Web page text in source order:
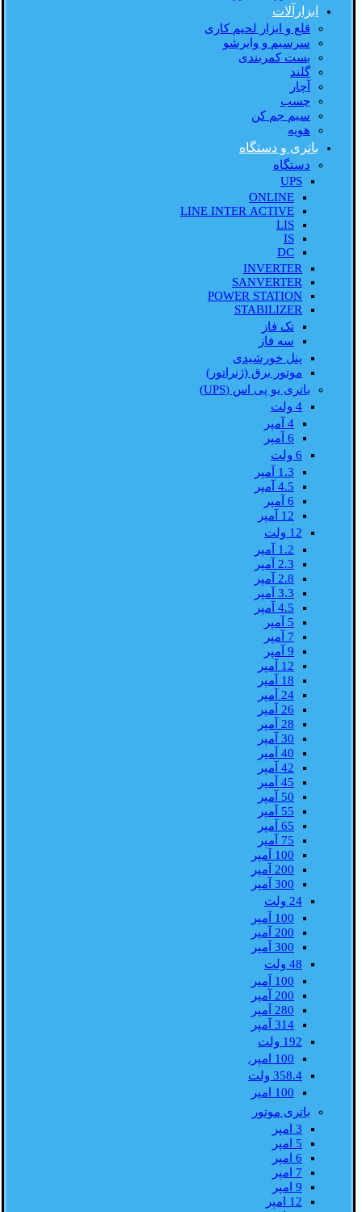
ابزارآلات
قلع و ابزار لحیم کاری
سرسیم و وایرشو
بست کمربندی
گلند
آچار
چسب
سیم جم کن
هویه
باتری و دستگاه
دستگاه
UPS
ONLINE
LINE INTER ACTIVE
LIS
IS
DC
INVERTER
SANVERTER
POWER STATION
STABILIZER
تک فاز
سه فاز
پنل خورشیدی
موتور برق (ژنراتور)
باتری یو پی اس (UPS)
4 ولت
4 آمپر
6 آمپر
6 ولت
1.3 آمپر
4.5 آمپر
6 آمپر
12 آمپر
12 ولت
1.2 آمپر
2.3 آمپر
2.8 آمپر
3.3 آمپر
4.5 آمپر
5 آمپر
7 آمپر
9 آمپر
12 آمپر
18 آمپر
24 آمپر
26 آمپر
28 آمپر
30 آمپر
40 آمپر
42 آمپر
45 آمپر
50 آمپر
55 آمپر
65 آمپر
75 آمپر
100 آمپر
200 آمپر
300 آمپر
24 ولت
100 آمپر
200 آمپر
300 آمپر
48 ولت
100 آمپر
200 آمپر
280 آمپر
314 آمپر
192 ولت
100 امپر.
358.4 ولت
100 امپر
باتری موتور
3 امپر
5 امپر
6 امپر
7 امپر
9 امپر
12 امپر